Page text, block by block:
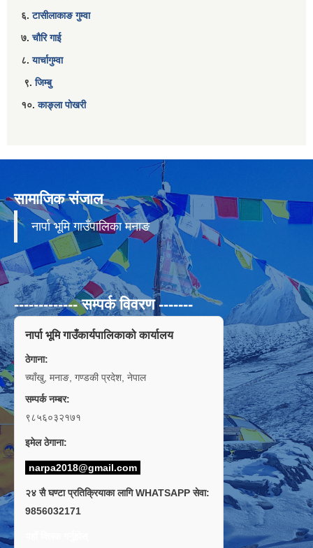
६.टासीलाकाङ गुम्वा
७.चौरि गाई
८.यार्चागुम्वा
९.जिम्बु
१०.काङ्ला पोखरी
सामाजिक संजाल
नार्पा भूमि गाउँपालिका मनाङ
------------- सम्पर्क विवरण -------
नार्पा भूमि गाउँकार्यपालिकाको कार्यालय
ठेगाना:
च्याँखु, मनाङ, गण्डकी प्रदेश, नेपाल
सम्पर्क नम्बर:
९८५६०३२१७१
इमेल ठेगाना:
narpa2018@gmail.com
२४ सै घण्टा प्रतिक्रियाका लागि WHATSAPP सेवा:
9856032171